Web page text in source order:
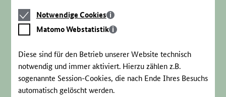
Notwendige
Cookies
Notwendige Cookies
Matomo
Webstatistik
Matomo Webstatistik
Diese sind für den Betrieb unserer Website technisch
notwendig und immer aktiviert. Hierzu zählen z.B.
sogenannte Session-Cookies, die nach Ende Ihres Besuchs
automatisch gelöscht werden.